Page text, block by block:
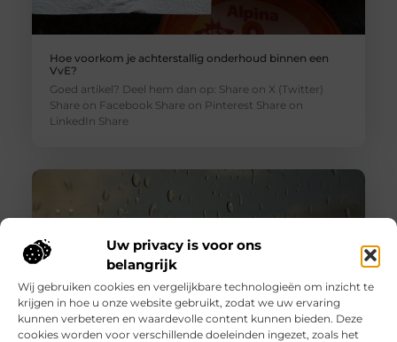
Uw privacy is voor ons
belangrijk
Wij gebruiken cookies en vergelijkbare technologieën om inzicht te
krijgen in hoe u onze website gebruikt, zodat we uw ervaring
kunnen verbeteren en waardevolle content kunnen bieden. Deze
cookies worden voor verschillende doeleinden ingezet, zoals het
Hoe voorkom je achterstallig onderhoud binnen een
VvE?
Goed artikel? Deel hem dan op: Share on X (Twitter)
Share on Facebook Share on Pinterest Share on
LinkedIn Share